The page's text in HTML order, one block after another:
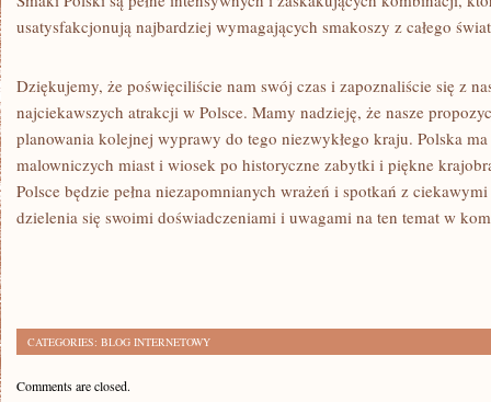
usatysfakcjonują najbardziej wymagających smakoszy​ z ‍całego
Dziękujemy, że poświęciliście nam ⁣swój czas ⁤i⁤ zapoznaliście się z
najciekawszych‍ atrakcji​ w​ Polsce.⁣ Mamy nadzieję, że nasze
planowania kolejnej ‍wyprawy⁣ do⁣ tego niezwykłego⁣ kraju.⁣ Polska
⁤malowniczych⁣ miast i ‍wiosek po‌ historyczne zabytki i piękne
Polsce ⁤będzie pełna niezapomnianych wrażeń i spotkań z
dzielenia‍ się ⁤swoimi ‌doświadczeniami‍ i uwagami na ten temat w⁢
CATEGORIES: BLOG INTERNETOWY
Comments are closed.